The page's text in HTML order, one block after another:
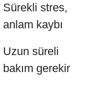
Sürekli stres,
anlam kaybı
Uzun süreli
bakım gerekir